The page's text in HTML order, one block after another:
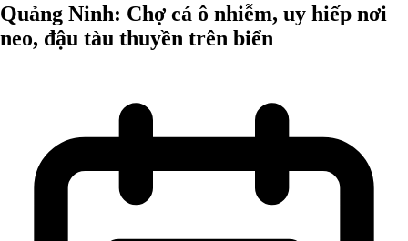
Quảng Ninh: Chợ cá ô nhiễm, uy hiếp nơi
neo, đậu tàu thuyền trên biển